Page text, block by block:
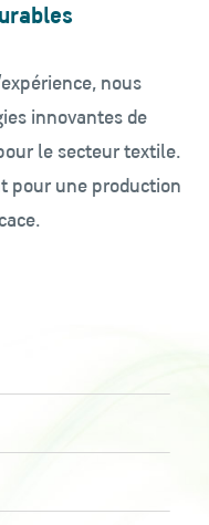
nous
innovantes de
le secteur textile.
pour une production